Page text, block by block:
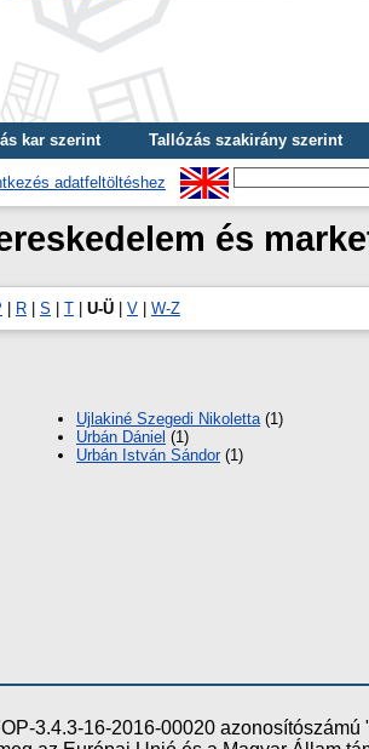
kar szerint Tallózás szakirány szerint
adatfeltöltéshez
és
R S T U-Ü V W-Z
Ujlakiné Szegedi Nikoletta(1)
Urbán Dániel (1)
Urbán István Sándor(1)
3.4.3-16-2016-00020